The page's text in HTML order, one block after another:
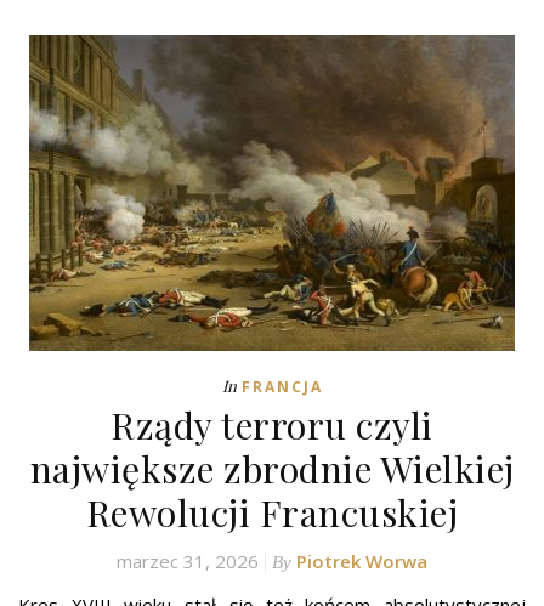
In FRANCJA
Rządy terroru czyli
największe zbrodnie Wielkiej
Rewolucji Francuskiej
marzec 31, 2026 By Piotrek Worwa